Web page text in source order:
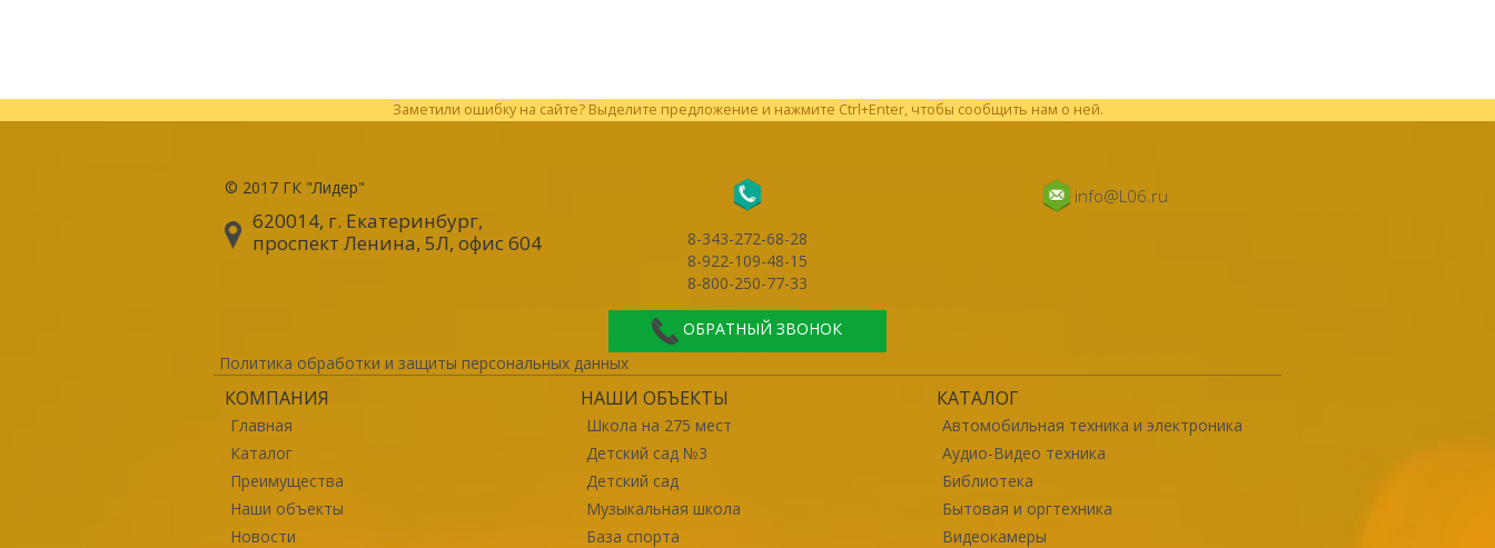
Заметили ошибку на сайте? Выделите предложение и нажмите Ctrl+Enter, чтобы сообщить нам о ней.
© 2017 ГК "Лидер"
620014, г. Екатеринбург,
проспект Ленина, 5Л, офис 604
8-343-272-68-28
8-922-109-48-15
8-800-250-77-33
ОБРАТНЫЙ ЗВОНОК
info@L06.ru
Политика обработки и защиты персональных данных
КОМПАНИЯ
Главная
Каталог
Преимущества
Наши объекты
Новости
НАШИ ОБЪЕКТЫ
Школа на 275 мест
Детский сад №3
Детский сад
Музыкальная школа
База спорта
КАТАЛОГ
Автомобильная техника и электроника
Аудио-Видео техника
Библиотека
Бытовая и оргтехника
Видеокамеры